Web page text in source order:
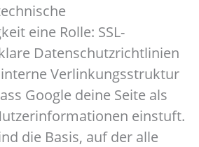
eine Rolle: SSL-
Datenschutzrichtlinien
Verlinkungsstruktur
Google deine Seite als
einstuft.
die Basis, auf der alle